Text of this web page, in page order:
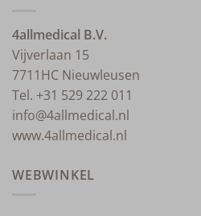
4allmedical B.V.
Vijverlaan 15
7711HC Nieuwleusen
Tel. +31 529 222 011
info@4allmedical.nl
www.4allmedical.nl
WEBWINKEL